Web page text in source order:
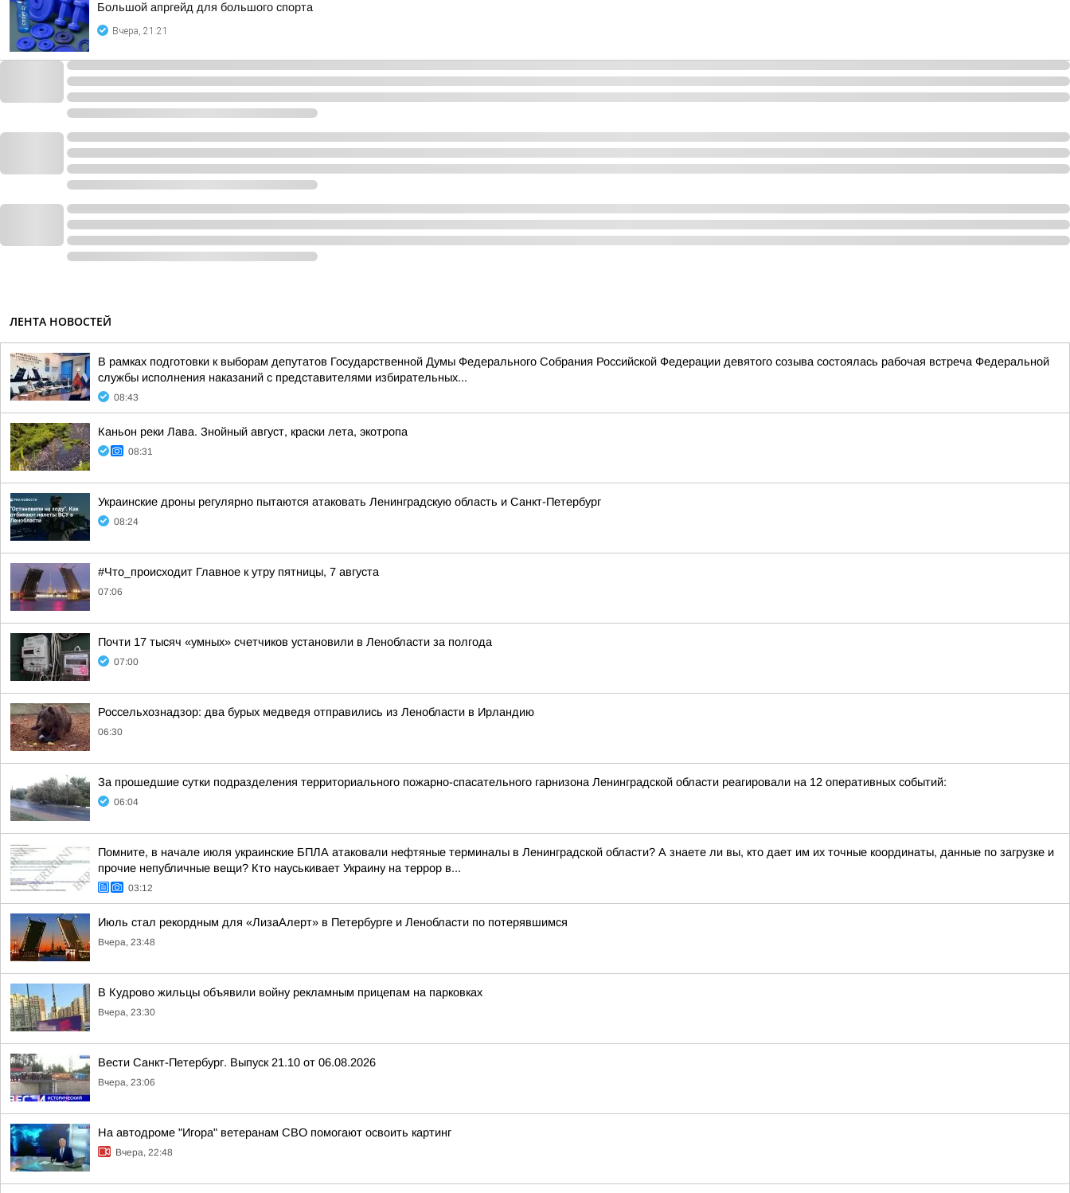
Большой апргейд для большого спорта
Вчера, 21:21
ЛЕНТА НОВОСТЕЙ
В рамках подготовки к выборам депутатов Государственной Думы Федерального Собрания Российской Федерации девятого созыва состоялась рабочая встреча Федеральной
службы исполнения наказаний с представителями избирательных...
08:43
Каньон реки Лава. Знойный август, краски лета, экотропа
08:31
Украинские дроны регулярно пытаются атаковать Ленинградскую область и Санкт-Петербург
08:24
#Что_происходит Главное к утру пятницы, 7 августа
07:06
Почти 17 тысяч «умных» счетчиков установили в Ленобласти за полгода
07:00
Россельхознадзор: два бурых медведя отправились из Ленобласти в Ирландию
06:30
За прошедшие сутки подразделения территориального пожарно-спасательного гарнизона Ленинградской области реагировали на 12 оперативных событий:
06:04
Помните, в начале июля украинские БПЛА атаковали нефтяные терминалы в Ленинградской области? А знаете ли вы, кто дает им их точные координаты, данные по загрузке и
прочие непубличные вещи? Кто науськивает Украину на террор в...
03:12
Июль стал рекордным для «ЛизаАлерт» в Петербурге и Ленобласти по потерявшимся
Вчера, 23:48
В Кудрово жильцы объявили войну рекламным прицепам на парковках
Вчера, 23:30
Вести Санкт-Петербург. Выпуск 21.10 от 06.08.2026
Вчера, 23:06
На автодроме "Игора" ветеранам СВО помогают освоить картинг
Вчера, 22:48